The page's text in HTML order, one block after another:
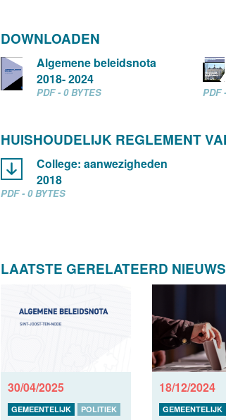
DOWNLOADEN
Algemene beleidsnota
2018- 2024
PDF - 0 BYTES PDF
HUISHOUDELIJK REGLEMENT
College: aanwezigheden
2018
PDF - 0 BYTES
LAATSTE GERELATEERD NIEUWS
30/04/2025
GEMEENTELIJK POLITIEK
18/12/2024
GEMEENTELIJK